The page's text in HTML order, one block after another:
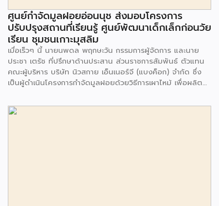
ศูนย์กำจัดมูลฝอยอ่อนนุช ส่งมอบโครงการ
ปรับปรุงสถานที่เรียนรู้ ศูนย์พัฒนาเด็กเล็กก่อนวัย
เรียน ชุมชนเกาะมุสลิม
เมื่อเร็วๆ นี้ นายนพดล พฤกษะวัน กรรมการผู้จัดการ และนาย
ประชา เตรัช ที่ปรึกษาด้านประสาน ส่วนราชการสัมพันธ์ ตัวแทน
คณะผู้บริหาร บริษัท นิวสกาย เอ็นเนอร์จี (แบงค็อก) จํากัด ซึ่ง
เป็นผู้ดำเนินโครงการกำจัดมูลฝอยด้วยวิธีการเผาไหม้ เพื่อผลิต
มูลฝอยอ่อนนุช เป็นประธานในพิธีส่งมอบโครงการปรับปรุงสถาน
ที่เรียนรู้ ศูนย์พัฒนาเด็กเล็ก ก่อนวัยเรียน ชุมชนเกาะมุสลิม แขวง